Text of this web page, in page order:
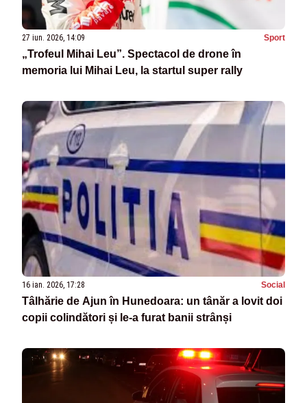
27 iun. 2026, 14:09 Sport
„Trofeul Mihai Leu”. Spectacol de drone în
memoria lui Mihai Leu, la startul super rally
16 ian. 2026, 17:28 Social
Tâlhărie de Ajun în Hunedoara: un tânăr a lovit doi
copii colindători și le-a furat banii strânși